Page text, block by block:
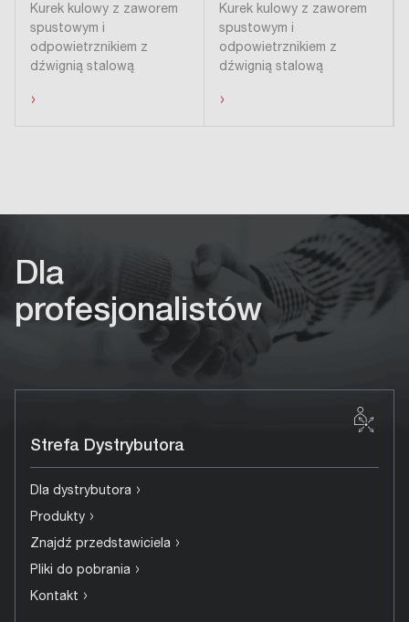
Kurek kulowy z zaworem
spustowym i
odpowietrznikiem z
dźwignią stalową
›
Kurek kulowy z zaworem
spustowym i
odpowietrznikiem z
dźwignią stalową
›
Dla
profesjonalistów
Strefa Dystrybutora
Dla dystrybutora ›
Produkty ›
Znajdź przedstawiciela ›
Pliki do pobrania ›
Kontakt ›